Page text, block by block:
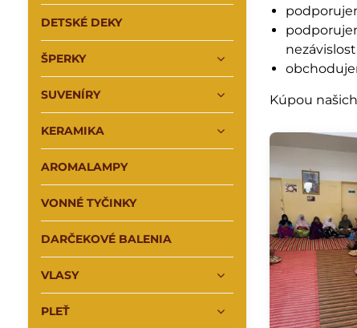
Kúpou
DETSKÉ DEKY
ŠPERKY
SUVENÍRY
KERAMIKA
AROMALAMPY
VONNÉ TYČINKY
DARČEKOVÉ BALENIA
VLASY
PLEŤ